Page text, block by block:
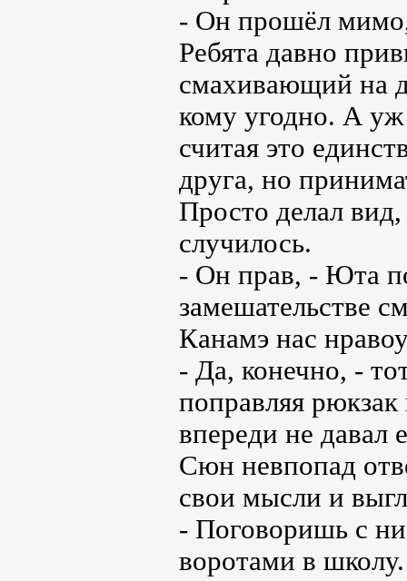
- Он прошёл мимо,
Ребята давно
смахивающий на
кому угодно. А уж
считая это
друга, но
Просто делал
случилось.
- Он прав, - Юта
замешательстве
Канамэ нас
- Да, конечно, -
поправляя
впереди не давал
Сюн невпопад
свои мысли и
- Поговоришь с
воротами в